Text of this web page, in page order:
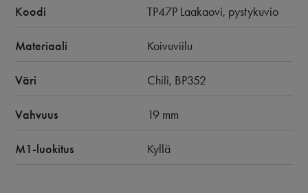
Koodi TP47P Laakaovi, pystykuvio
Materiaali Koivuviilu
Väri Chili, BP352
Vahvuus 19 mm
M1-luokitus Kyllä